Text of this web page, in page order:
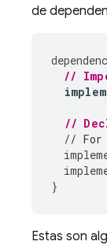
de
//
//
// For
}
Estas son